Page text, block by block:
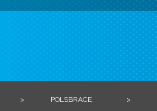
> POLSBRACE >